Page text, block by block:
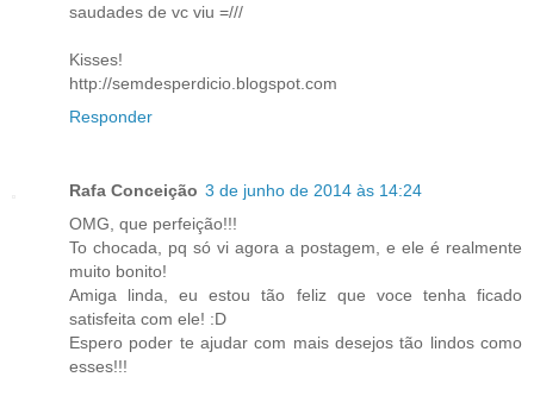
saudades de vc viu =///
Kisses!
http://semdesperdicio.blogspot.com
Responder
Rafa Conceição 3 de junho de 2014 às 14:24
OMG, que perfeição!!!
To chocada, pq só vi agora a postagem, e ele é realmente
muito bonito!
Amiga linda, eu estou tão feliz que voce tenha ficado
satisfeita com ele! :D
Espero poder te ajudar com mais desejos tão lindos como
esses!!!